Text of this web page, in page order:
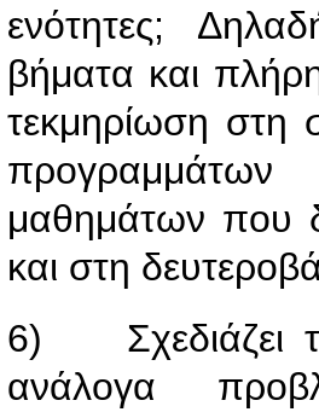
ενότητες;
βήματα και
τεκμηρίωση στη
μαθημάτων που
και στη
6) Σχεδιάζει
ανάλογα